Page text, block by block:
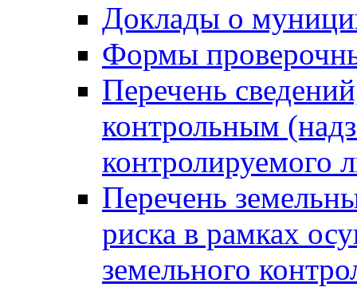
Доклады о
Формы
Перечень
контрольным
контролируемого
Перечень
риска в рамках
земельного